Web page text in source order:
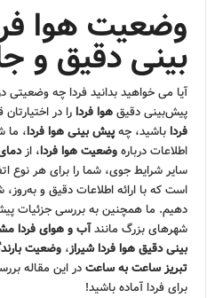
وضعیت هوا
بینی دقیق و
آیا می خواهید بدانید فردا چه وضعیتی
پیش‌بینی دقیقهوا فردا را در
فردا باشید، چهپیش بینی هوا فردا، ما
اطلاعات دربارهوضعیت هوا فردا، از
سایر شرایط جوی، شما را برای هر نوع
است که با ارائه اطلاعات دقیق و
دهیم. ما همچنین به بررسی جزئیات
شهرهای بزرگ مانندآب و هوای فردا
بینی دقیق هوا فردا شیراز،وضعیت
تبریز ساعت به ساعتدر این مقاله
برای فردا آماده باشید!